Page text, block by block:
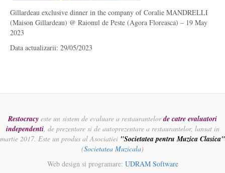
Gillardeau exclusive dinner in the company of Coralie MANDRELLI
(Maison Gillardeau) @ Raionul de Peste (Agora Floreasca) – 19 May
2023
Data actualizarii: 29/05/2023
Restocracy este un sistem de evaluare a restaurantelorde catre evaluatori
independenti, de prezentare si de autoprezentare a restaurantelor, lansat in
martie 2017. Este un produs al Asociatiei "Societatea pentru Muzica Clasica"
(Societatea Muzicala)
Web design si programare: UDRAM Software